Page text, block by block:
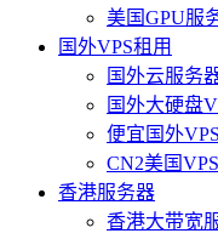
美国GPU服
国外VPS租用
国外云服务
国外大硬盘
便宜国外VPS
CN2美国VPS
香港服务器
香港大带宽